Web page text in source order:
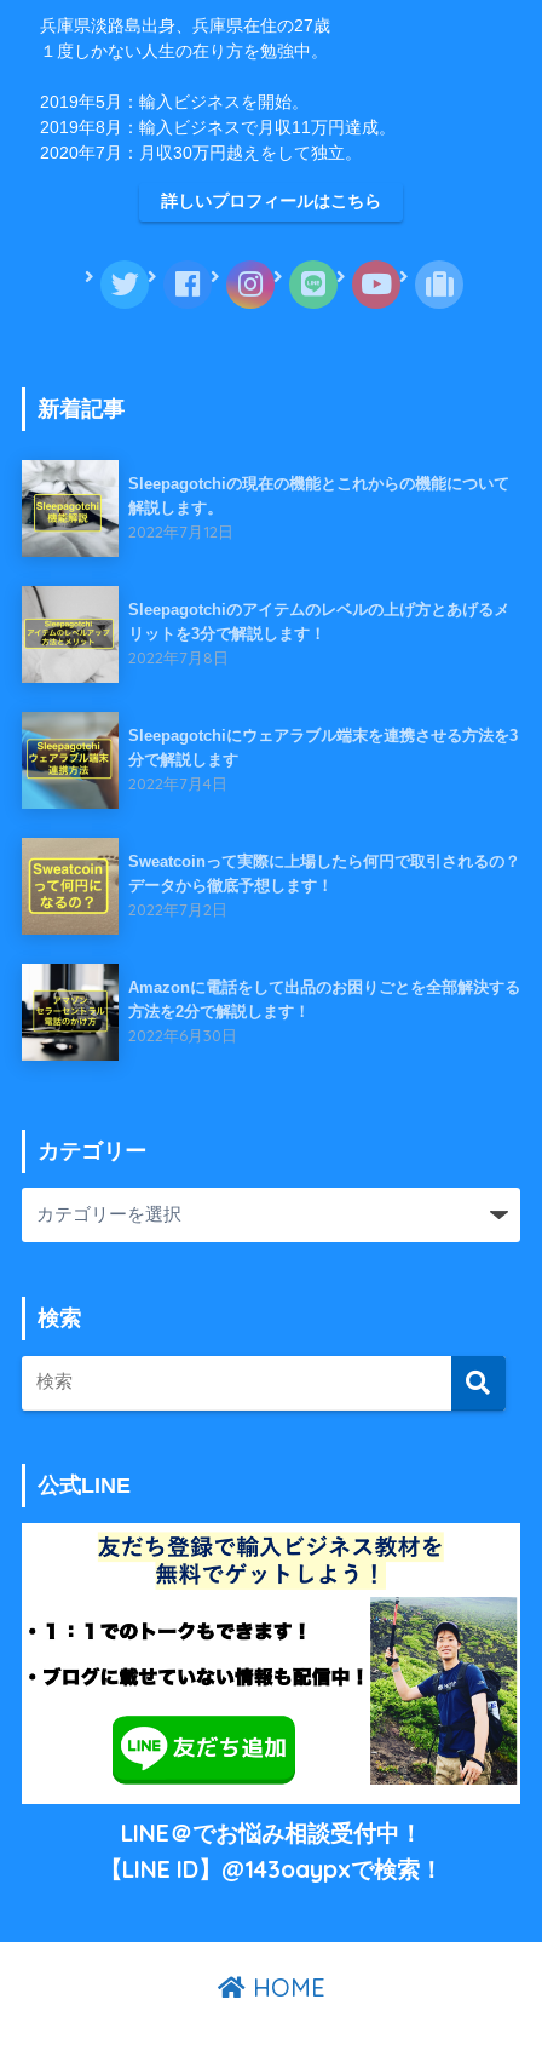
兵庫県淡路島出身、兵庫県在住の27歳
１度しかない人生の在り方を勉強中。
2019年5月：輸入ビジネスを開始。
2019年8月：輸入ビジネスで月収11万円達成。
2020年7月：月収30万円越えをして独立。
詳しいプロフィールはこちら
新着記事
Sleepagotchiの現在の機能とこれからの機能について
解説します。
2022年7月12日
Sleepagotchiのアイテムのレベルの上げ方とあげるメ
リットを3分で解説します！
2022年7月8日
Sleepagotchiにウェアラブル端末を連携させる方法を3
分で解説します
2022年7月4日
Sweatcoinって実際に上場したら何円で取引されるの？
データから徹底予想します！
2022年7月2日
Amazonに電話をして出品のお困りごとを全部解決する
方法を2分で解説します！
2022年6月30日
カテゴリー
検索
公式LINE
LINE＠でお悩み相談受付中！
【LINE ID】@143oaypxで検索！
HOME